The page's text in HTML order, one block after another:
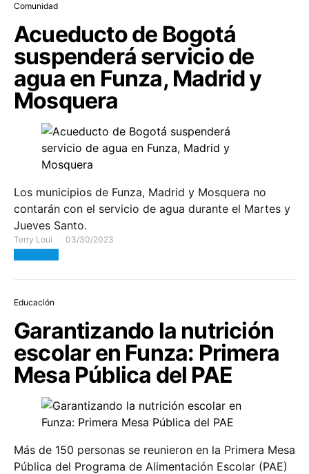
Comunidad
Acueducto de Bogotá
suspenderá servicio de
agua en Funza, Madrid y
Mosquera
Los municipios de Funza, Madrid y Mosquera no
contarán con el servicio de agua durante el Martes y
Jueves Santo.
Terry Loui 03/30/2023
Educación
Garantizando la nutrición
escolar en Funza: Primera
Mesa Pública del PAE
Más de 150 personas se reunieron en la Primera Mesa
Pública del Programa de Alimentación Escolar (PAE)